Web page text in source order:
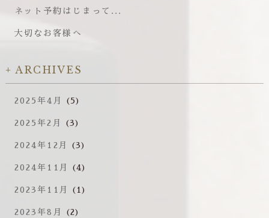
ネット予約はじまって...
大切なお客様へ
ARCHIVES
2025年4月 (5)
2025年2月 (3)
2024年12月 (3)
2024年11月 (4)
2023年11月 (1)
2023年8月 (2)